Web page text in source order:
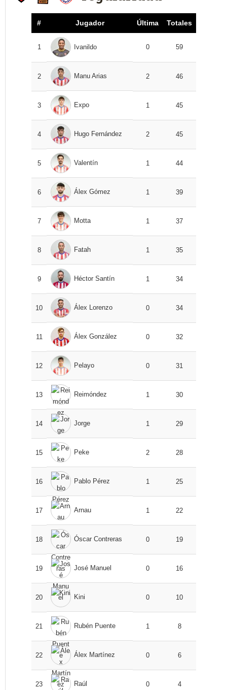
# Jugador Última Totales
1 Ivanildo 0 59
2 Manu Arias 2 46
3 Expo 1 45
4 Hugo Fernández 2 45
5 Valentín 1 44
6 Álex Gómez 1 39
7 Motta 1 37
8 Fatah 1 35
9 Héctor Santín 1 34
10 Álex Lorenzo 0 34
11 Álex González 0 32
12 Pelayo 0 31
13 Reimóndez 1 30
14 Jorge 1 29
15 Peke 2 28
16 Pablo Pérez 1 25
17 Arnau 1 22
18 Óscar Contreras 0 19
19 José Manuel 0 16
20 Kini 0 10
21 Rubén Puente 1 8
22 Álex Martínez 0 6
23 Raúl 0 4